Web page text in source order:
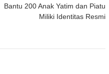
Bantu 200 Anak Yatim dan Piatu
Miliki Identitas Resmi